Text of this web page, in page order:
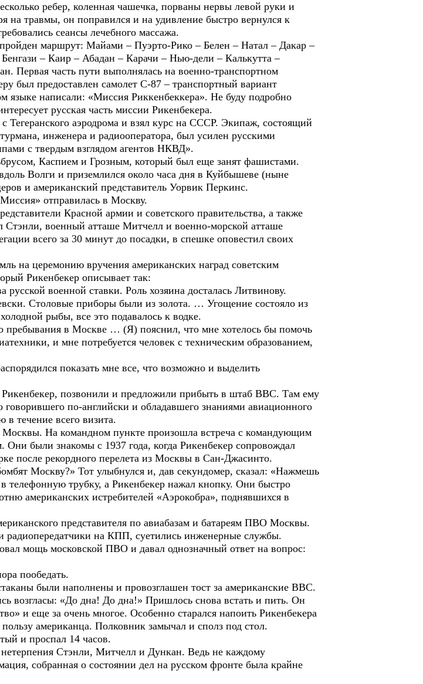
ребер, коленная чашечка, порваны нервы левой руки и
на травмы, он поправился и на удивление быстро вернулся к
сеансы лечебного массажа.
маршрут: Майами – Пуэрто-Рико – Белен – Натал – Дакар –
– Каир – Абадан – Карачи – Нью-дели – Калькутта –
Первая часть пути выполнялась на военно-транспортном
был предоставлен самолет С-87 – транспортный вариант
языке написали: «Миссия Риккенбеккера». Не буду подробно
русская часть миссии Рикенбекера.
Тегеранского аэродрома и взял курс на СССР. Экипаж, состоящий
инженера и радиооператора, был усилен русскими
с твердым взглядом агентов НКВД».
Каспием и Грозным, который был еще занят фашистами.
Волги и приземлился около часа дня в Куйбышеве (ныне
и американский представитель Уорвик Перкинс.
отправилась в Москву.
Красной армии и советского правительства, а также
Стэнли, военный атташе Митчелл и военно-морской атташе
всего за 30 минут до посадки, в спешке оповестил своих
на церемонию вручения американских наград советским
Рикенбекер описывает так:
военной ставки. Роль хозяина досталась Литвинову.
Столовые приборы были из золота. … Угощение состояло из
рыбы, все это подавалось к водке.
пребывания в Москве … (Я) пояснил, что мне хотелось бы помочь
и мне потребуется человек с техническим образованием,
показать мне все, что возможно и выделить
Рикенбекер, позвонили и предложили прибыть в штаб ВВС. Там ему
по-английски и обладавшего знаниями авиационного
течение всего визита.
На командном пункте произошла встреча с командующим
были знакомы с 1937 года, когда Рикенбекер сопровождал
после рекордного перелета из Москвы в Сан-Джасинто.
Москву?» Тот улыбнулся и, дав секундомер, сказал: «Нажмешь
телефонную трубку, а Рикенбекер нажал кнопку. Они быстро
американских истребителей «Аэрокобра», поднявшихся в
представителя по авиабазам и батареям ПВО Москвы.
на КПП, суетились инженерные службы.
мощь московской ПВО и давал однозначный ответ на вопрос:
пообедать.
были наполнены и провозглашен тост за американские ВВС.
возгласы: «До дна! До дна!» Пришлось снова встать и пить. Он
и еще за очень многое. Особенно старался напоить Рикенбекера
американца. Полковник замычал и сполз под стол.
и проспал 14 часов.
Стэнли, Митчелл и Дункан. Ведь не каждому
собранная о состоянии дел на русском фронте была крайне